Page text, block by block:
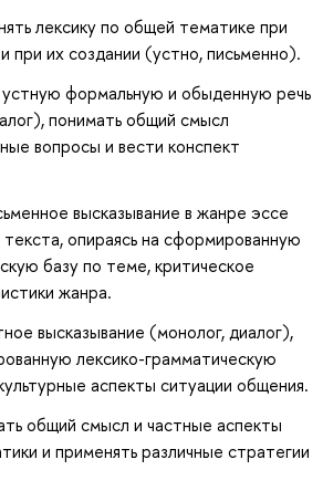
лексику по общей тематике при
при их создании (устно, письменно).
устную формальную и обыденную речь
понимать общий смысл
вопросы и вести конспект
высказывание в жанре эссе
опираясь на сформированную
базу по теме, критическое
жанра.
высказывание (монолог, диалог),
лексико-грамматическую
аспекты ситуации общения.
общий смысл и частные аспекты
и применять различные стратегии